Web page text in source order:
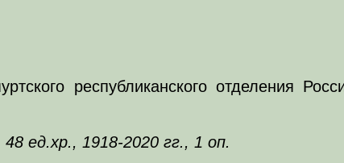
республиканского отделения
ед.хр., 1918-2020 гг., 1 оп.